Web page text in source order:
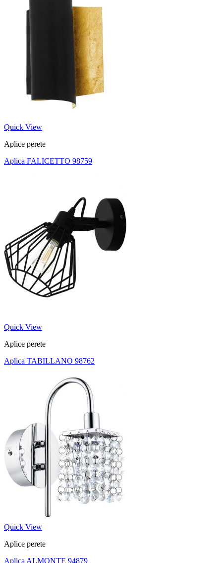
Quick View
Aplice perete
Aplica FALICETTO 98759
Quick View
Aplice perete
Aplica TABILLANO 98762
Quick View
Aplice perete
Aplica ALMONTE 94879